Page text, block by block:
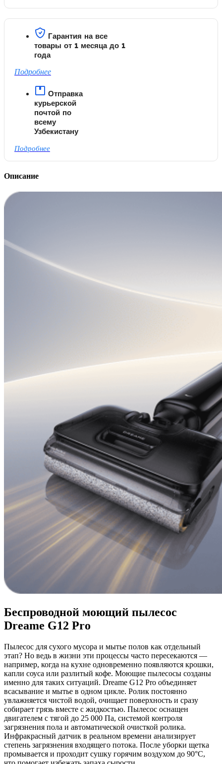
Гарантия на все
товары от 1 месяца до 1
года
Подробнее
Отправка
курьерской
почтой по
всему
Узбекистану
Подробнее
Описание
Беспроводной моющий пылесос
Dreame G12 Pro
Пылесос для сухого мусора и мытье полов как отдельный
этап? Но ведь в жизни эти процессы часто пересекаются —
например, когда на кухне одновременно появляются крошки,
капли соуса или разлитый кофе. Моющие пылесосы созданы
именно для таких ситуаций. Dreame G12 Pro объединяет
всасывание и мытье в одном цикле. Ролик постоянно
увлажняется чистой водой, очищает поверхность и сразу
собирает грязь вместе с жидкостью. Пылесос оснащен
двигателем с тягой до 25 000 Па, системой контроля
загрязнения пола и автоматической очисткой ролика.
Инфракрасный датчик в реальном времени анализирует
степень загрязнения входящего потока. После уборки щетка
промывается и проходит сушку горячим воздухом до 90°C,